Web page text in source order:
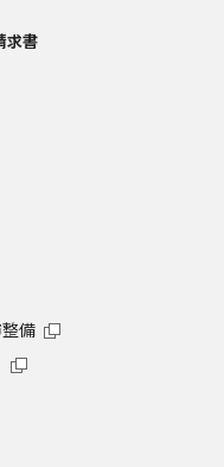
求書
備